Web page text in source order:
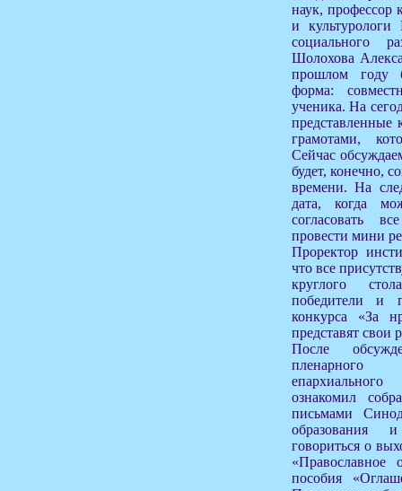
наук, профессор
и
социального
Шолохова
прошлом году
форма:
ученика. На
грамотами,
Сейчас
будет, конечно,
времени. На
дата, когда
согласовать
провести мини
Проректор
что все
круглого
победители и
конкурса «За
представят свои
После
пленарного
ознакомил
письмами
образования
говориться о
«Православное
пособия